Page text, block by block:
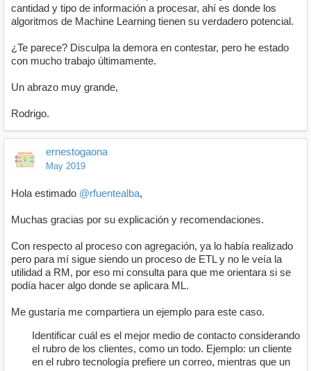
cantidad y tipo de información a procesar, ahí es donde los
algoritmos de Machine Learning tienen su verdadero potencial.
¿Te parece? Disculpa la demora en contestar, pero he estado
con mucho trabajo últimamente.
Un abrazo muy grande,
Rodrigo.
ernestogaona
May 2019
Hola estimado @rfuentealba,
Muchas gracias por su explicación y recomendaciones.
Con respecto al proceso con agregación, ya lo había realizado
pero para mí sigue siendo un proceso de ETL y no le veía la
utilidad a RM, por eso mi consulta para que me orientara si se
podía hacer algo donde se aplicara ML.
Me gustaría me compartiera un ejemplo para este caso.
Identificar cuál es el mejor medio de contacto considerando
el rubro de los clientes, como un todo. Ejemplo: un cliente
en el rubro tecnología prefiere un correo, mientras que un